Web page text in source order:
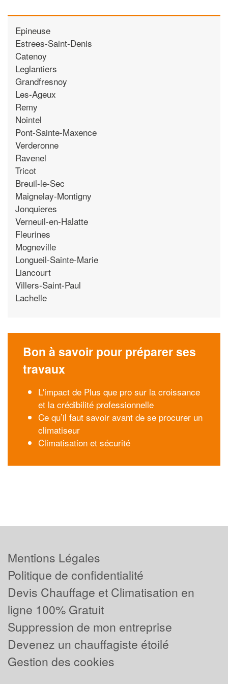
Epineuse
Estrees-Saint-Denis
Catenoy
Leglantiers
Grandfresnoy
Les-Ageux
Remy
Nointel
Pont-Sainte-Maxence
Verderonne
Ravenel
Tricot
Breuil-le-Sec
Maignelay-Montigny
Jonquieres
Verneuil-en-Halatte
Fleurines
Mogneville
Longueil-Sainte-Marie
Liancourt
Villers-Saint-Paul
Lachelle
Bon à savoir pour préparer ses
travaux
L'impact de Plus que pro sur la croissance
et la crédibilité professionnelle
Ce qu’il faut savoir avant de se procurer un
climatiseur
Climatisation et sécurité
Mentions Légales
Politique de confidentialité
Devis Chauffage et Climatisation en
ligne 100% Gratuit
Suppression de mon entreprise
Devenez un chauffagiste étoilé
Gestion des cookies